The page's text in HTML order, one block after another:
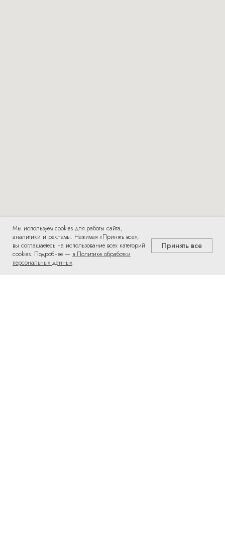
Мы используем cookies для работы сайта,
аналитики и рекламы. Нажимая «Принять все»,
вы соглашаетесь на использование всех категорий
cookies. Подробнее — в Политике обработки
персональных данных.
Принять все